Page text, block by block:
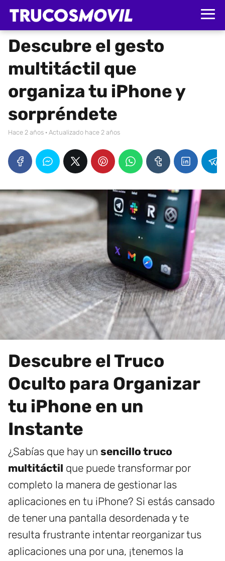
Descubre el gesto
multitáctil que
organiza tu iPhone y
sorpréndete
hace 2 años · Actualizado hace 2 años
Descubre el Truco
Oculto para Organizar
tu iPhone en un
Instante
¿Sabías que hay un sencillo truco
multitáctil que puede transformar por
completo la manera de gestionar las
aplicaciones en tu iPhone? Si estás cansado
de tener una pantalla desordenada y te
resulta frustrante intentar reorganizar tus
aplicaciones una por una, ¡tenemos la